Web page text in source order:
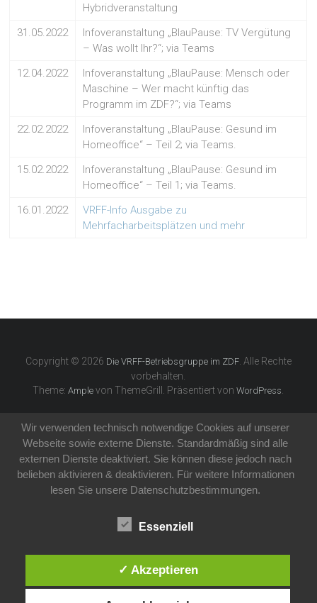
Hybridveranstaltung
31.05.2022
Infoveranstaltung „BlauPause: TV Vergütung
– Was wollt Ihr?“; via Teams
12.04.2022
Infoveranstaltung „BlauPause: Mensch oder
Maschine – Wer macht künftig das
Programm im ZDF?“; via Teams
22.02.2022
Infoveranstaltung „BlauPause: Gesund im
Homeoffice“ – Teil 2; via Teams.
15.02.2022
Infoveranstaltung „BlauPause: Gesund im
Homeoffice“ – Teil 1; via Teams.
16.01.2022
VRFF-Info Ausgabe zu
Mehrfacharbeitsplätzen und mehr
Copyright © 2026 Die VRFF-Betriebsgruppe im ZDF. Alle Rechte
vorbehalten.
Theme:Ample von ThemeGrill. Präsentiert vonWordPress
Wir verwenden technisch notwendige Cookies auf unserer
Webseite sowie externe Dienste. Standardmäßig sind alle
externen Dienste deaktiviert. Sie können diese jedoch nach
belieben aktivieren & deaktivieren. Für weitere Informationen
lesen Sie unsere Datenschutzbestimmungen.
Essenziell
✓ Akzeptieren